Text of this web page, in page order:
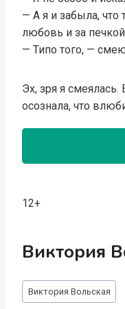
— А я и забыла, что
любовь и за
— Типо того, —
Эх, зря я смеялась.
осознала, что
12+
Виктория
Метки
записи:
Виктория Вольская